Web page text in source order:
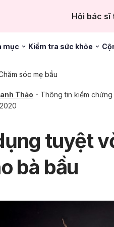
Hỏi bác
mục Kiểm tra sức khỏe
sóc mẹ bầu
Thảo Thông tin kiểm chứng
tuyệt
bà bầu